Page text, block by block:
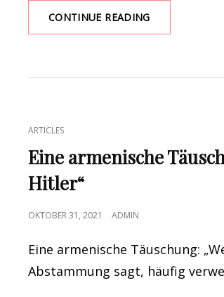
CONTINUE READINGOLIVENBÄUME
PFLANZEN
CAT
LINKS
ARTICLES
Eine armenische
Hitler“
POSTED
OKTOBER 31, 2021 ADMIN
Eine armenische Täuschung:
Abstammung sagt, häufig